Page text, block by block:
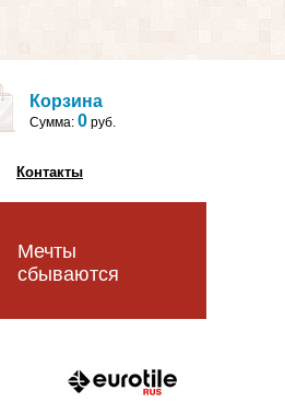
Корзина
Сумма: 0 руб.
Контакты
Мечты
сбываются